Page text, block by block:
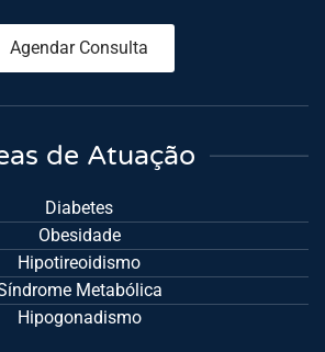
Agendar Consulta
de Atuação
Diabetes
Obesidade
Hipotireoidismo
Metabólica
Hipogonadismo